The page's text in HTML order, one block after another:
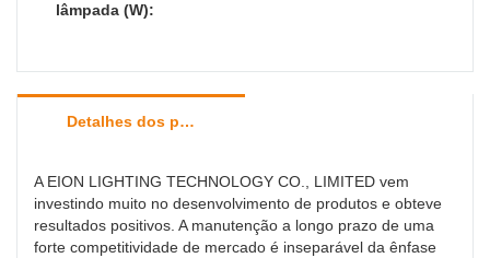
lâmpada (W):
Detalhes dos produtos
A EION LIGHTING TECHNOLOGY CO., LIMITED vem
investindo muito no desenvolvimento de produtos e obteve
resultados positivos. A manutenção a longo prazo de uma
forte competitividade de mercado é inseparável da ênfase